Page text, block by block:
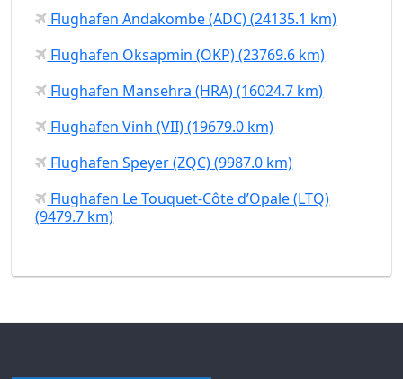
Flughafen Andakombe (ADC) (24135.1 km)
Flughafen Oksapmin (OKP) (23769.6 km)
Flughafen Mansehra (HRA) (16024.7 km)
Flughafen Vinh (VII) (19679.0 km)
Flughafen Speyer (ZQC) (9987.0 km)
Flughafen Le Touquet-Côte d’Opale (LTQ)
(9479.7 km)